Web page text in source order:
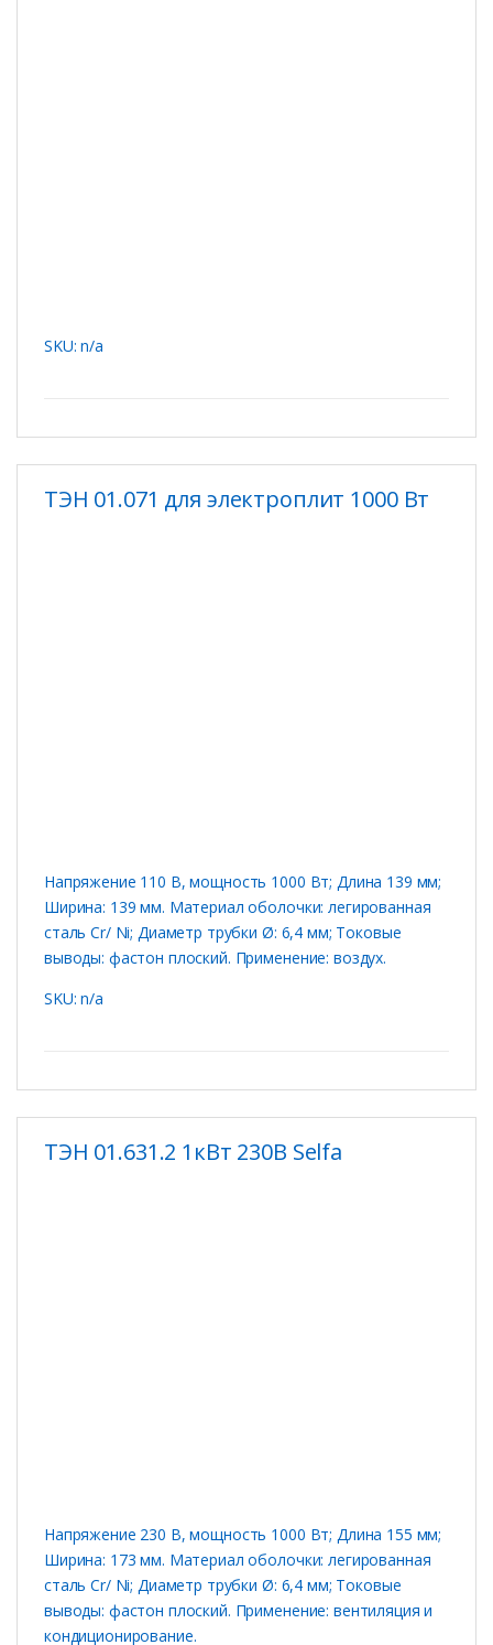
SKU: n/a
ТЭН 01.071 для электроплит 1000 Вт
Напряжение 110 В, мощность 1000 Вт; Длина 139 мм;
Ширина: 139 мм. Материал оболочки: легированная
сталь Cr/ Ni; Диаметр трубки Ø: 6,4 мм; Токовые
выводы: фастон плоский. Применение: воздух.
SKU: n/a
ТЭН 01.631.2 1кВт 230В Selfa
Напряжение 230 В, мощность 1000 Вт; Длина 155 мм;
Ширина: 173 мм. Материал оболочки: легированная
сталь Cr/ Ni; Диаметр трубки Ø: 6,4 мм; Токовые
выводы: фастон плоский. Применение: вентиляция и
кондиционирование.